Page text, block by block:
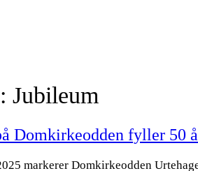
Jubileum
Domkirkeodden fyller 50
markerer Domkirkeodden